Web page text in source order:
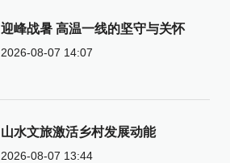
迎峰战暑 高温一线的坚守与关怀
2026-08-07 14:07
山水文旅激活乡村发展动能
2026-08-07 13:44